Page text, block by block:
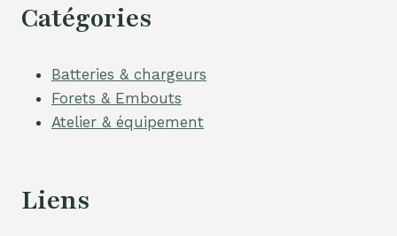
Catégories
Batteries & chargeurs
Forets & Embouts
Atelier & équipement
Liens